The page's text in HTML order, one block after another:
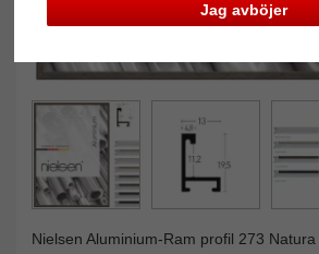
Jag avböjer
Nielsen Aluminium-Ram profil 273 Natura